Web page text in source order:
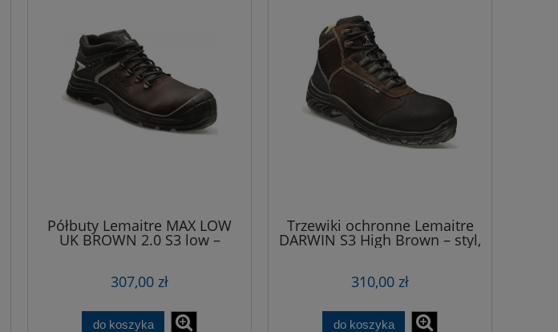
Półbuty Lemaitre MAX LOW
UK BROWN 2.0 S3 low –
bezpieczeństwa i stylowym
307,00 zł
do koszyka
Trzewiki ochronne Lemaitre
DARWIN S3 High Brown – styl,
bezpieczeństwo i
310,00 zł
do koszyka